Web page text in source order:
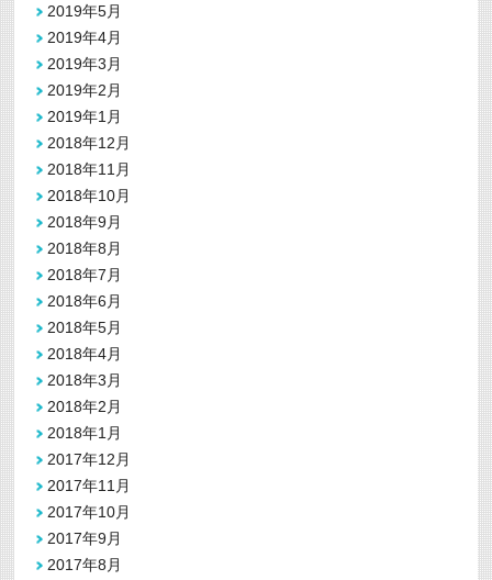
2019年5月
2019年4月
2019年3月
2019年2月
2019年1月
2018年12月
2018年11月
2018年10月
2018年9月
2018年8月
2018年7月
2018年6月
2018年5月
2018年4月
2018年3月
2018年2月
2018年1月
2017年12月
2017年11月
2017年10月
2017年9月
2017年8月